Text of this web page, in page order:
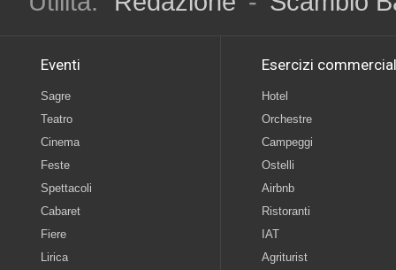
Eventi
Sagre
Teatro
Cinema
Feste
Spettacoli
Cabaret
Fiere
Lirica
Esercizi
Hotel
Orchestre
Campeggi
Ostelli
Airbnb
Ristoranti
IAT
Agriturist